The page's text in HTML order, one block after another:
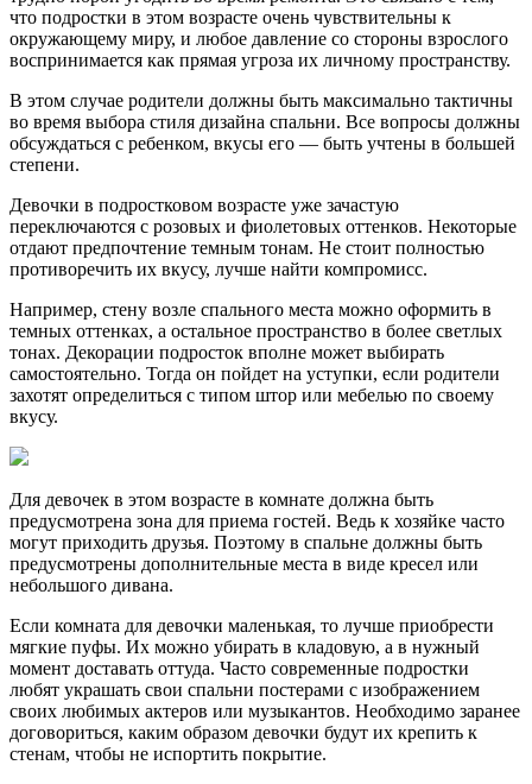
что подростки в этом возрасте очень чувствительны к
окружающему миру, и любое давление со стороны взрослого
воспринимается как прямая угроза их личному пространству.
В этом случае родители должны быть максимально тактичны
во время выбора стиля дизайна спальни. Все вопросы должны
обсуждаться с ребенком, вкусы его — быть учтены в большей
степени.
Девочки в подростковом возрасте уже зачастую
переключаются с розовых и фиолетовых оттенков. Некоторые
отдают предпочтение темным тонам. Не стоит полностью
противоречить их вкусу, лучше найти компромисс.
Например, стену возле спального места можно оформить в
темных оттенках, а остальное пространство в более светлых
тонах. Декорации подросток вполне может выбирать
самостоятельно. Тогда он пойдет на уступки, если родители
захотят определиться с типом штор или мебелью по своему
вкусу.
Для девочек в этом возрасте в комнате должна быть
предусмотрена зона для приема гостей. Ведь к хозяйке часто
могут приходить друзья. Поэтому в спальне должны быть
предусмотрены дополнительные места в виде кресел или
небольшого дивана.
Если комната для девочки маленькая, то лучше приобрести
мягкие пуфы. Их можно убирать в кладовую, а в нужный
момент доставать оттуда. Часто современные подростки
любят украшать свои спальни постерами с изображением
своих любимых актеров или музыкантов. Необходимо заранее
договориться, каким образом девочки будут их крепить к
стенам, чтобы не испортить покрытие.